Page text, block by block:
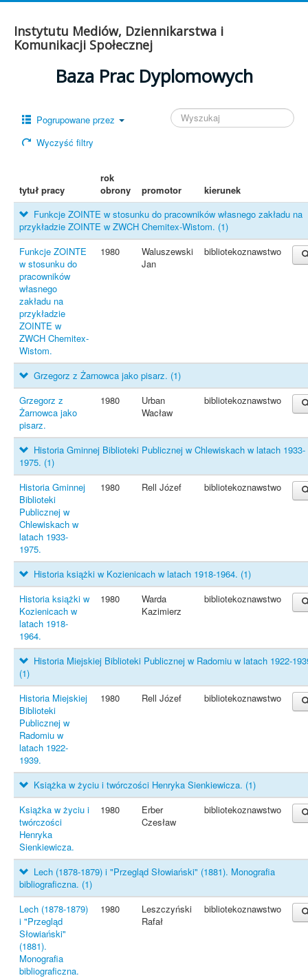
Instytutu Mediów, Dziennikarstwa i
Komunikacji Społecznej
Baza Prac Dyplomowych
Pogrupowane przez
Wyczyść filtry
tytuł pracy
rok
obrony
promotor kierunek
Funkcje ZOINTE w stosunku do pracowników własnego zakładu na
przykładzie ZOINTE w ZWCH Chemitex-Wistom. (1)
Funkcje ZOINTE
w stosunku do
pracowników
własnego
zakładu na
przykładzie
ZOINTE w
ZWCH Chemitex-
Wistom.
1980
Waluszewski
Jan
bibliotekoznawstwo
Grzegorz z Żarnowca jako pisarz. (1)
Grzegorz z
Żarnowca jako
pisarz.
1980
Urban
Wacław
bibliotekoznawstwo
Historia Gminnej Biblioteki Publicznej w Chlewiskach w latach 1933-
1975. (1)
Historia Gminnej
Biblioteki
Publicznej w
Chlewiskach w
latach 1933-
1975.
1980 Rell Józef bibliotekoznawstwo
Historia książki w Kozienicach w latach 1918-1964. (1)
Historia książki w
Kozienicach w
latach 1918-
1964.
1980
Warda
Kazimierz
bibliotekoznawstwo
Historia Miejskiej Biblioteki Publicznej w Radomiu w latach 1922-
(1)
Historia Miejskiej
Biblioteki
Publicznej w
Radomiu w
latach 1922-
1939.
1980 Rell Józef bibliotekoznawstwo
Książka w życiu i twórczości Henryka Sienkiewicza. (1)
Książka w życiu i
twórczości
Henryka
Sienkiewicza.
1980
Erber
Czesław
bibliotekoznawstwo
Lech (1878-1879) i "Przegląd Słowiański" (1881). Monografia
bibliograficzna. (1)
Lech (1878-1879)
i "Przegląd
Słowiański"
(1881).
Monografia
bibliograficzna.
1980
Leszczyński
Rafał
bibliotekoznawstwo